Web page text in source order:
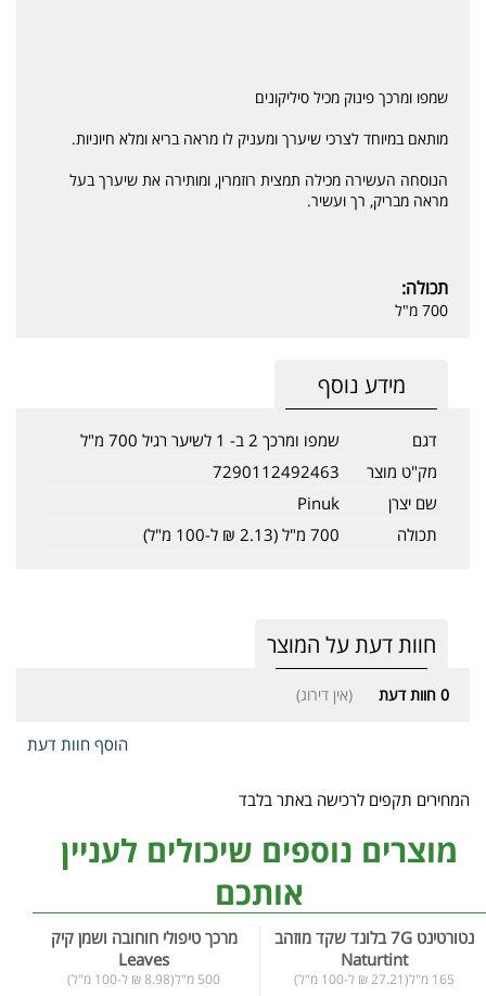
שמפו ומרכך פינוק מכיל סיליקונים
מותאם במיוחד לצרכי שיערך ומעניק לו מראה בריא ומלא חיוניות.
הנוסחה העשירה מכילה תמצית רוזמרין, ומותירה את שיערך בעל
מראה מבריק, רך ועשיר.
תכולה:
700 מ"ל
מידע נוסף
דגם
שמפו ומרכך 2 ב- 1 לשיער רגיל 700 מ"ל
מק"ט מוצר
7290112492463
שם יצרן
Pinuk
תכולה
700 מ"ל (2.13 ₪ ל-100 מ"ל)
חוות דעת על המוצר
0 חוות דעת (אין דירוג)
הוסף חוות דעת
המחירים תקפים לרכישה באתר בלבד
מוצרים נוספים שיכולים לעניין
אותכם
נטורטינט 7G בלונד שקד מוזהב
Naturtint
165 מ"ל(27.21 ₪ ל-100 מ"ל)
מרכך טיפולי חוחובה ושמן קיק
Leaves
500 מ"ל(8.98 ₪ ל-100 מ"ל)